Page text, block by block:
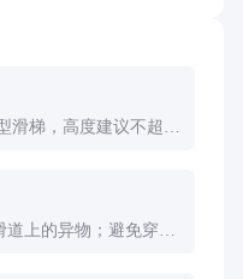
滑梯，高度建议不超过
道上的异物；避免穿有